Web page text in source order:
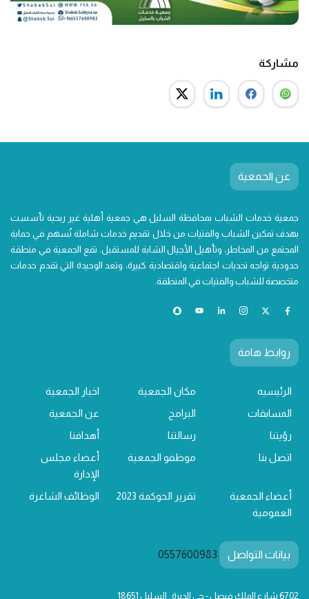
مشاركة
عن الجمعية
جمعية خدمات الشباب بمحافظة السليل هي جمعية أهلية غير ربحية تأسست
بهدف تمكين الشباب والفتيات من خلال تقديم خدمات شاملة تُسهم في حماية
المجتمع من المخاطر، وتأهيل الأجيال الشابة للمستقبل. تقع الجمعية في منطقة
حدودية تواجه تحديات اجتماعية واقتصادية كبيرة، وتعد الوحيدة التي تقدم خدمات
متخصصة للشباب والفتيات في المنطقة.
روابط هامة
الرئيسيه مكان الجمعية
اخبار الجمعية
المسابقات
البرامج
عن الجمعية
رؤيتنا
رسالتنا
أهدافنا
اتصل بنا
موظفو الجمعية
أعضاء مجلس
الإدارة
أعضاء الجمعية
العمومية
تقرير الحوكمة 2023 الوظائف الشاغرة
بيانات التواصل 0557600983
6702 شارع الملك فيصل - حي الديرة , السليل 18651